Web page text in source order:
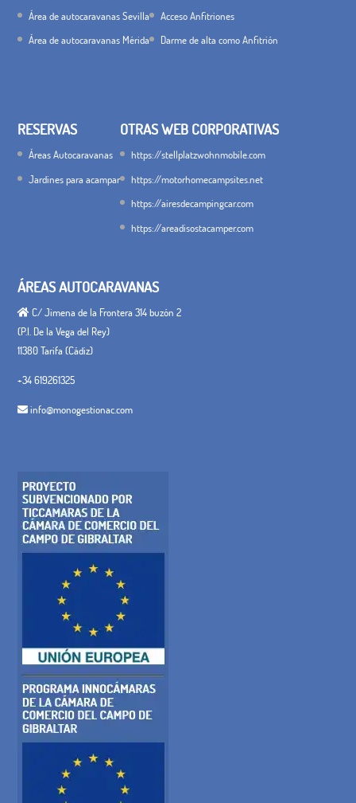
Área de autocaravanas Sevilla
Área de autocaravanas Mérida
Acceso Anfitriones
Darme de alta como Anfitrión
RESERVAS
Áreas Autocaravanas
Jardines para acampar
OTRAS WEB CORPORATIVAS
https://stellplatzwohnmobile.com
https://motorhomecampsites.net
https://airesdecampingcar.com
https://areadisostacamper.com
ÁREAS AUTOCARAVANAS
C/ Jimena de la Frontera 314 buzón 2
(P.I. De la Vega del Rey)
11380 Tarifa (Cádiz)
+34 619261325
info@monogestionac.com